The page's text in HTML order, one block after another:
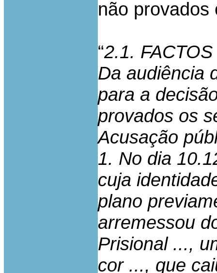
não provados
“2.1.
Da audiência
para a
provados os
Acusação
1. No dia
cuja
plano
arremessou
Prisional ...,
cor ..., que